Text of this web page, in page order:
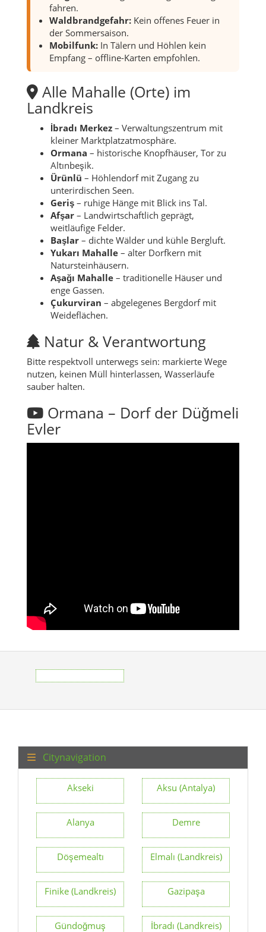
fahren.
Waldbrandgefahr: Kein offenes Feuer in
der Sommersaison.
Mobilfunk: In Tälern und Höhlen kein
Empfang – offline-Karten empfohlen.
Alle Mahalle (Orte) im
Landkreis
İbradı Merkez – Verwaltungszentrum mit
kleiner Marktplatzatmosphäre.
Ormana – historische Knopfhäuser, Tor zu
Altınbeşik.
Ürünlü – Höhlendorf mit Zugang zu
unterirdischen Seen.
Geriş – ruhige Hänge mit Blick ins Tal.
Afşar – Landwirtschaftlich geprägt,
weitläufige Felder.
Başlar – dichte Wälder und kühle Bergluft.
Yukarı Mahalle – alter Dorfkern mit
Natursteinhäusern.
Aşağı Mahalle – traditionelle Häuser und
enge Gassen.
Çukurviran – abgelegenes Bergdorf mit
Weideflächen.
Natur & Verantwortung
Bitte respektvoll unterwegs sein: markierte Wege
nutzen, keinen Müll hinterlassen, Wasserläufe
sauber halten.
Ormana – Dorf der Düğmeli
Evler
Citynavigation
Akseki Aksu (Antalya)
Alanya Demre
Döşemealtı Elmalı (Landkreis)
Finike (Landkreis) Gazipaşa
Gündoğmuş İbradı (Landkreis)